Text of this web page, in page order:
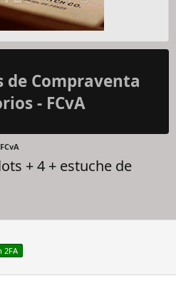
de Compraventa
- FCvA
+ 4 + estuche de
2FA